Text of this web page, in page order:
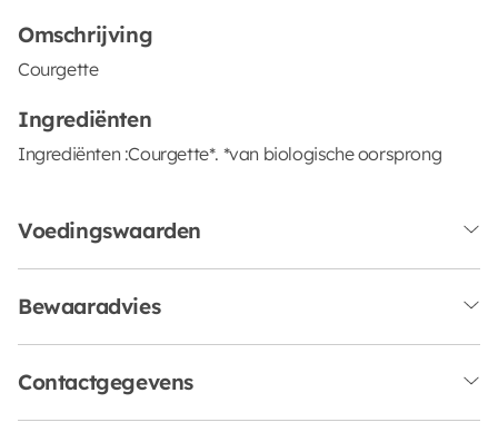
Omschrijving
Courgette
Ingrediënten
Ingrediënten :Courgette*. *van biologische oorsprong
Voedingswaarden
Bewaaradvies
Contactgegevens